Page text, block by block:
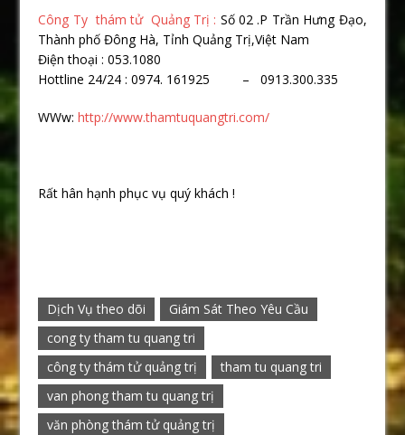
Công Ty thám tử Quảng Trị : Số 02 .P Trần Hưng Đạo,
Thành phố Đông Hà, Tỉnh Quảng Trị,Việt Nam
Điện thoại : 053.1080
Hottline 24/24 : 0974. 161925 – 0913.300.335
WWw:http://www.thamtuquangtri.com/
Rất hân hạnh phục vụ quý khách !
Dịch Vụ theo dõi
Giám Sát Theo Yêu Cầu
cong ty tham tu quang tri
công ty thám tử quảng trị
tham tu quang tri
van phong tham tu quang trị
văn phòng thám tử quảng trị